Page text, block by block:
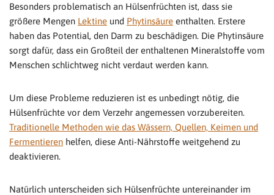
Besonders problematisch an Hülsenfrüchten ist, dass sie
größere Mengen Lektine und Phytinsäure enthalten. Erstere
haben das Potential, den Darm zu beschädigen. Die Phytinsäure
sorgt dafür, dass ein Großteil der enthaltenen Mineralstoffe vom
Menschen schlichtweg nicht verdaut werden kann.
Um diese Probleme reduzieren ist es unbedingt nötig, die
Hülsenfrüchte vor dem Verzehr angemessen vorzubereiten.
Traditionelle Methoden wie das Wässern, Quellen, Keimen und
Fermentieren helfen, diese Anti-Nährstoffe weitgehend zu
deaktivieren.
Natürlich unterscheiden sich Hülsenfrüchte untereinander im